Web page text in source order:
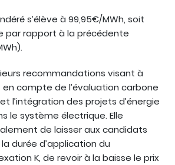
s’élève à 99,95€/MWh, soit
par rapport à la précédente
recommandations visant à
en compte de l’évaluation carbone
l’intégration des projets d’énergie
le système électrique. Elle
de laisser aux candidats
durée d’application du
K, de revoir à la baisse le prix